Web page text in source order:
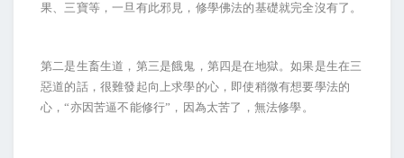
果、三寶等，一旦有此邪見，修學佛法的基礎就完全沒有了。
第二是生畜生道，第三是餓鬼，第四是在地獄。如果是生在三
惡道的話，很難發起向上求學的心，即使稍微有想要學法的
心，“亦因苦逼不能修行”，因為太苦了，無法修學。